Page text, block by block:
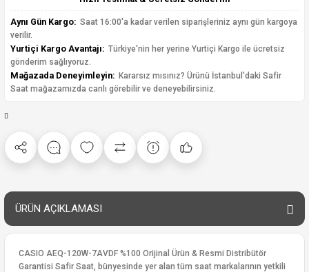
Aynı Gün Kargo: Saat 16:00'a kadar verilen siparişleriniz aynı gün kargoya
verilir.
Yurtiçi Kargo Avantajı: Türkiye'nin her yerine Yurtiçi Kargo ile ücretsiz
gönderim sağlıyoruz.
Mağazada Deneyimleyin: Kararsız mısınız? Ürünü İstanbul'daki Safir
Saat mağazamızda canlı görebilir ve deneyebilirsiniz.
ÜRÜN AÇIKLAMASI
CASIO AEQ-120W-7AVDF %100 Orijinal Ürün & Resmi Distribütör
Garantisi Safir Saat, bünyesinde yer alan tüm saat markalarının yetkili